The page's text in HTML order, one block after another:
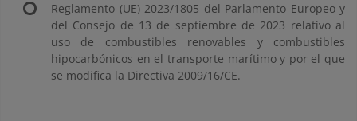
Reglamento (UE) 2023/1805 del Parlamento Europeo y
del Consejo de 13 de septiembre de 2023 relativo al
uso de combustibles renovables y combustibles
hipocarbónicos en el transporte marítimo y por el que
se modifica la Directiva 2009/16/CE.